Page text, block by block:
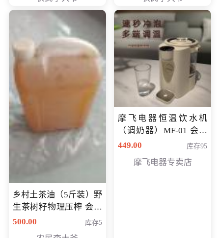
乡村土茶油（5斤装）野
生茶树籽物理压榨 会员
专享价400元
500.00 库存5
摩飞电器恒温饮水机
（调奶器）MF-01 会员
专享价366元
449.00 库存95
摩飞电器专卖店